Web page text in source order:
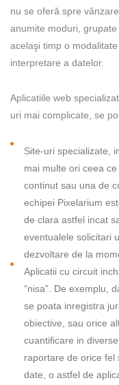
nu se oferă spre
anumite moduri,
acelaşi timp o
interpretare a datelor.
Aplicatiile web
uri mai complicate, se
Site-uri specializate,
mai multe ori ceea
continut sau una de
echipei Pixelarium
de clara astfel incat
eventualele solicitari
dezvoltare de la
Aplicatii cu circuit
“nisa”. De exemplu,
se poata inregistra
obiective, sau orice
cuantificare in
raportare de orice fel
date, o astfel de